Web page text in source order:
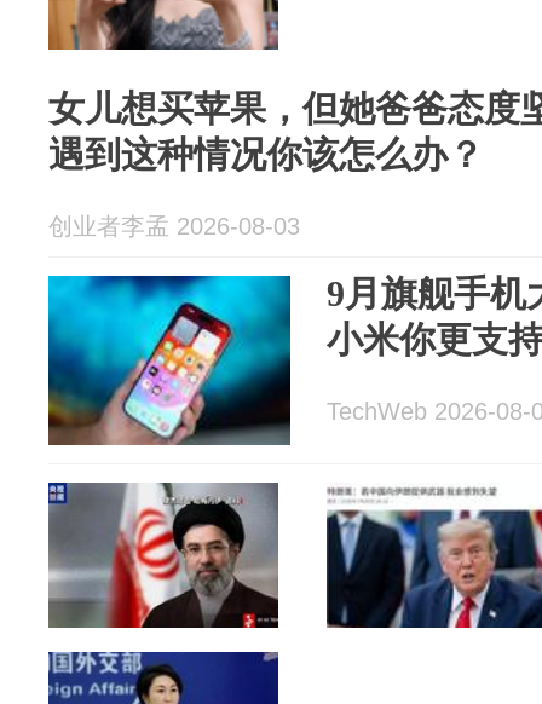
女儿想买苹果，但她爸爸态度
遇到这种情况你该怎么办？
创业者李孟 2026-08-03
9月旗舰手机
小米你更支
TechWeb 2026-08-